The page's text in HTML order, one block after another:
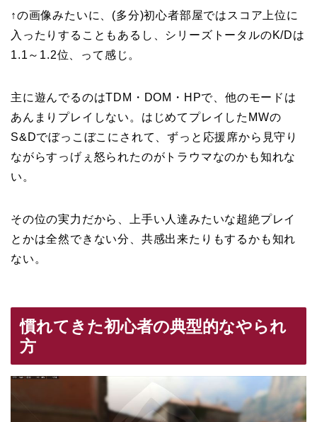
↑の画像みたいに、(多分)初心者部屋ではスコア上位に
入ったりすることもあるし、シリーズトータルのK/Dは
1.1～1.2位、って感じ。
主に遊んでるのはTDM・DOM・HPで、他のモードは
あんまりプレイしない。はじめてプレイしたMWの
S&Dでぼっこぼこにされて、ずっと応援席から見守り
ながらすっげぇ怒られたのがトラウマなのかも知れな
い。
その位の実力だから、上手い人達みたいな超絶プレイ
とかは全然できない分、共感出来たりもするかも知れ
ない。
慣れてきた初心者の典型的なやられ
方